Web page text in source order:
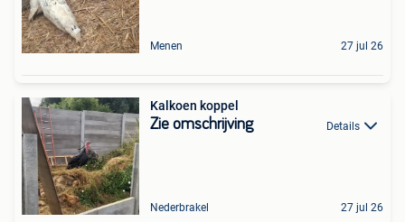
Menen 27 jul 26
Kalkoen koppel
Zie omschrijving Details
Nederbrakel 27 jul 26